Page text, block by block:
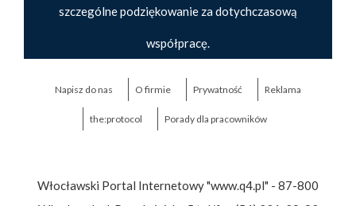
szczególne podziękowanie za dotychczasową
współpracę.
Napisz do nas O firmie Prywatność Reklama
the:protocol Porady dla pracowników
Włocławski Portal Internetowy "www.q4.pl" - 87-800